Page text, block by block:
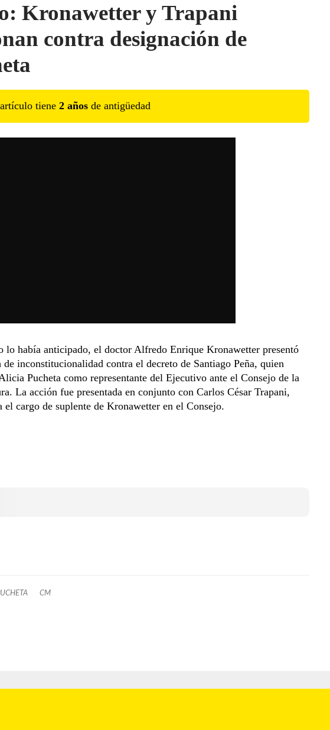
Kronawetter y Trapani
contra designación de
tiene 2 años de antigüedad
lo había anticipado, el doctor Alfredo Enrique Kronawetter presentó
de inconstitucionalidad contra el decreto de Santiago Peña, quien
Pucheta como representante del Ejecutivo ante el Consejo de la
La acción fue presentada en conjunto con Carlos César Trapani,
el cargo de suplente de Kronawetter en el Consejo.
CM